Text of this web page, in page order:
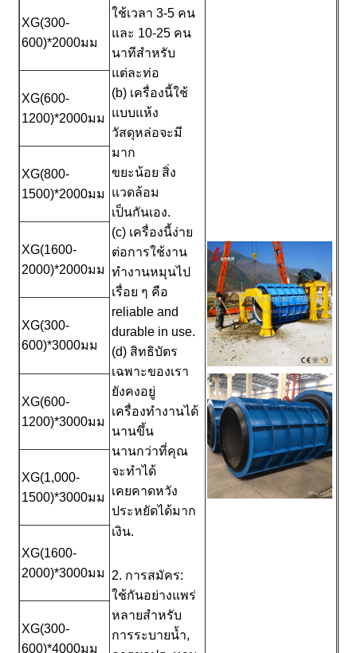
ใช้เวลา 3-5 คน
และ 10-25 คน
นาทีสำหรับ
แต่ละท่อ
(b) เครื่องนี้ใช้
แบบแห้ง
วัสดุหล่อจะมี
มาก
ขยะน้อย สิ่ง
แวดล้อม
เป็นกันเอง.
(c) เครื่องนี้ง่าย
ต่อการใช้งาน
ทำงานหมุนไป
เรื่อย ๆ คือ
reliable and
durable in use.
(d) สิทธิบัตร
เฉพาะของเรา
ยังคงอยู่
เครื่องทำงานได้
นานขึ้น
นานกว่าที่คุณ
จะทำได้
เคยคาดหวัง
ประหยัดได้มาก
เงิน.
2. การสมัคร:
ใช้กันอย่างแพร่
หลายสำหรับ
การระบายน้ำ,
XG(300-
600)*2000มม
XG(600-
1200)*2000มม
XG(800-
1500)*2000มม
XG(1600-
2000)*2000มม
XG(300-
600)*3000มม
XG(600-
1200)*3000มม
XG(1,000-
1500)*3000มม
XG(1600-
2000)*3000มม
XG(300-
600)*4000มม